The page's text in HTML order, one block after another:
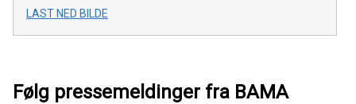
LAST NED BILDE
Følg pressemeldinger fra BAMA